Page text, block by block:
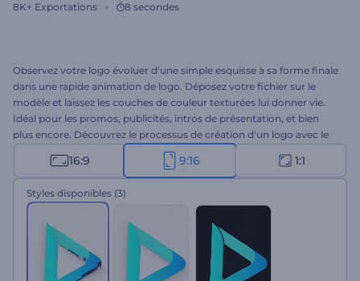
8K+ Exportations 8 secondes
Observez votre logo évoluer d'une simple esquisse à sa forme finale
dans une rapide animation de logo. Déposez votre fichier sur le
modèle et laissez les couches de couleur texturées lui donner vie.
Idéal pour les promos, publicités, intros de présentation, et bien
plus encore. Découvrez le processus de création d'un logo avec le
Logo du croquis en évolution. Essayez-le dès aujourd'hui !
16:9 9:16 1:1
Styles disponibles (3)